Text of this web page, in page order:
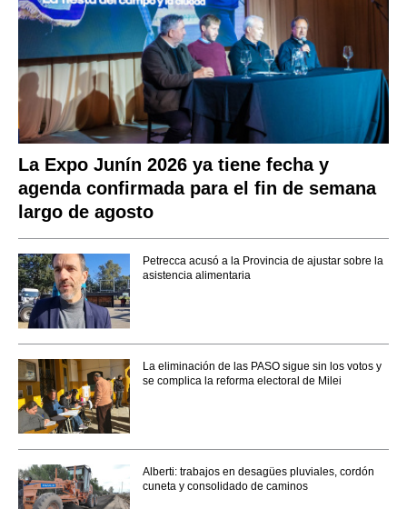
La Expo Junín 2026 ya tiene fecha y
agenda confirmada para el fin de semana
largo de agosto
Petrecca acusó a la Provincia de ajustar sobre la
asistencia alimentaria
La eliminación de las PASO sigue sin los votos y
se complica la reforma electoral de Milei
Alberti: trabajos en desagües pluviales, cordón
cuneta y consolidado de caminos